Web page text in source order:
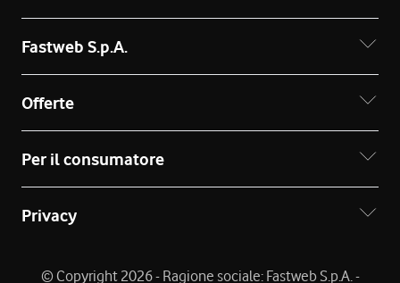
Fastweb S.p.A.
Offerte
Per il consumatore
Privacy
© Copyright 2026 - Ragione sociale: Fastweb S.p.A. -